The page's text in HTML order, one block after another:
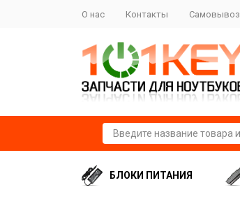
О нас Контакты Самовывоз
БЛОКИ ПИТАНИЯ